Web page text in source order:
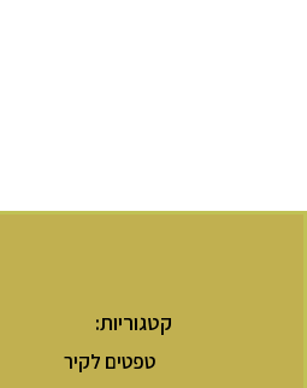
קטגוריות:
טפטים לקיר